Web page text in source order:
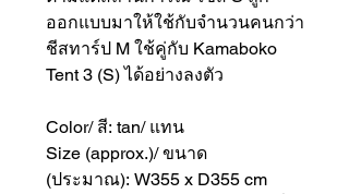
ออกแบบมาให้ใช้กับจำนวนคนกว่า
ชีสทาร์ป M ใช้คู่กับ Kamaboko
Tent 3 (S) ได้อย่างลงตัว
Color/ สี: tan/ แทน
Size (approx.)/ ขนาด
(ประมาณ): W355 x D355 cm